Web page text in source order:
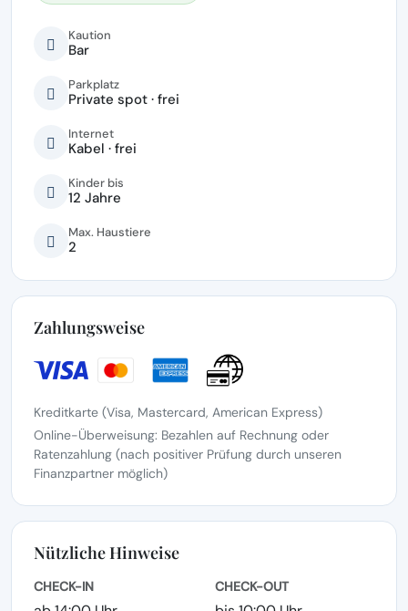
Kaution
Bar
Parkplatz
Private spot · frei
Internet
Kabel · frei
Kinder bis
12 Jahre
Max. Haustiere
2
Zahlungsweise
Kreditkarte (Visa, Mastercard, American Express)
Online-Überweisung: Bezahlen auf Rechnung oder
Ratenzahlung (nach positiver Prüfung durch unseren
Finanzpartner möglich)
Nützliche Hinweise
CHECK-IN CHECK-OUT